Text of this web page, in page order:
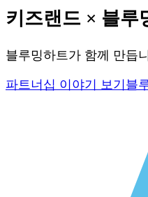
키즈랜드 × 블루
블루밍하트 가 함께 만듭
파트너십 이야기 보기 블